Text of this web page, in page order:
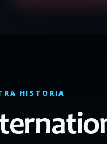
HISTORIA